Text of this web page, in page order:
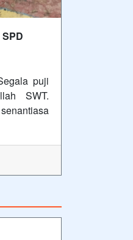
puji
SWT.